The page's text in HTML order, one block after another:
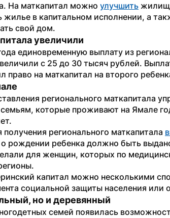
На маткапитал можно улучшить
жилье в капитальном исполнении, а
свой дом.
увеличили
единовременную выплату из
с 25 до 30 тысяч рублей.
право на маткапитал на второго
регионального маткапитала
семьям, которые проживают на Ямале
получения регионального маткапитала
о рождении ребенка должно быть
для женщин, которых по
капитал можно несколькими
социальной защиты населения или
но и деревянный
семей появилась